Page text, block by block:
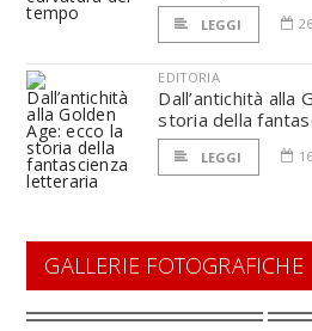
LEGGI
EDITORIA
Dall’antichità alla
storia della
LEGGI
GALLERIE FOTOGRAFICHE